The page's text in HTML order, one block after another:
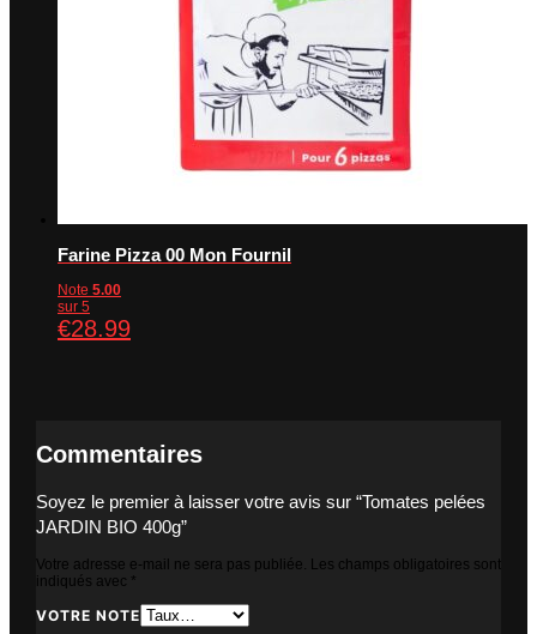
Farine Pizza 00 Mon Fournil
Note 5.00
sur 5
€28.99
Commentaires
Soyez le premier à laisser votre avis sur “Tomates pelées
JARDIN BIO 400g”
Votre adresse e-mail ne sera pas publiée. Les champs obligatoires sont
indiqués avec *
VOTRE NOTE